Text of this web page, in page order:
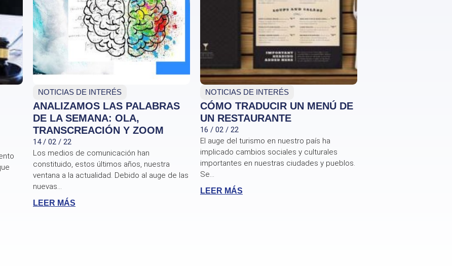
NOTICIAS DE INTERÉS
ANALIZAMOS LAS PALABRAS
DE LA SEMANA: OLA,
TRANSCREACIÓN Y ZOOM
14 / 02 / 22
Los medios de comunicación han
constituido, estos últimos años, nuestra
ventana a la actualidad. Debido al auge de las
nuevas...
LEER MÁS
NOTICIAS DE INTERÉS
CÓMO TRADUCIR UN MENÚ DE
UN RESTAURANTE
16 / 02 / 22
El auge del turismo en nuestro país ha
implicado cambios sociales y culturales
importantes en nuestras ciudades y pueblos.
Se...
LEER MÁS